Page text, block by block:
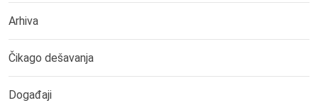
Arhiva
Čikago dešavanja
Događaji